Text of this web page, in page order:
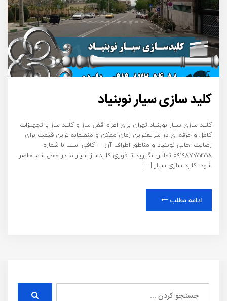
کلید سازی سیار نوبنیاد
کلید سازی سیار نوبنیاد تهران برای اعزام قفل ساز و کلید ساز با تجهیزات
کامل و حرفه ای در سریعترین زمان ممکن و منصفانه ترین قیمت برای
رضایت اهالی نوبنیاد و مناطق اطراف آن – کافی است با شماره
۰۹۱۹۸۷۷۵۴۵۸ تماس بگیرید تا فوری کلیدساز سیار ما در محل شما حاضر
شود. کلید سازی سیار […]
ادامه مطلب